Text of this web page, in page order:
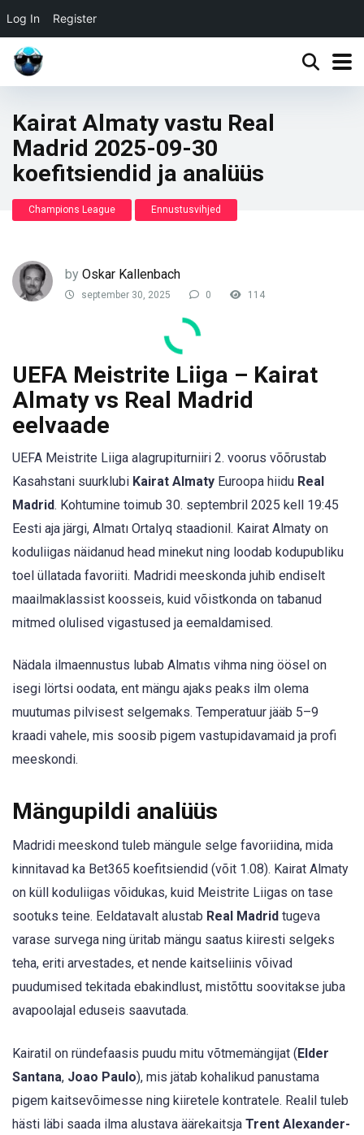
Log In Register
Kairat Almaty vastu Real
Madrid 2025-09-30
koefitsiendid ja analüüs
Champions League Ennustusvihjed
by Oskar Kallenbach
september 30, 2025 0 114
UEFA Meistrite Liiga – Kairat
Almaty vs Real Madrid
eelvaade
UEFA Meistrite Liiga alagrupiturniiri 2. voorus võõrustab
Kasahstani suurklubi Kairat Almaty Euroopa hiidu Real
Madrid. Kohtumine toimub 30. septembril 2025 kell 19:45
Eesti aja järgi, Almatı Ortalyq staadionil. Kairat Almaty on
koduliigas näidanud head minekut ning loodab kodupubliku
toel üllatada favoriiti. Madridi meeskonda juhib endiselt
maailmaklassist koosseis, kuid võistkonda on tabanud
mitmed olulised vigastused ja eemaldamised.
Nädala ilmaennustus lubab Almatıs vihma ning öösel on
isegi lörtsi oodata, ent mängu ajaks peaks ilm olema
muutumas pilvisest selgemaks. Temperatuur jääb 5–9
kraadi vahele, mis soosib pigem vastupidavamaid ja profi
meeskondi.
Mängupildi analüüs
Madridi meeskond tuleb mängule selge favoriidina, mida
kinnitavad ka Bet365 koefitsiendid (võit 1.08). Kairat Almaty
on küll koduliigas võidukas, kuid Meistrite Liigas on tase
sootuks teine. Eeldatavalt alustab Real Madrid tugeva
varase survega ning üritab mängu saatus kiiresti selgeks
teha, eriti arvestades, et nende kaitseliinis võivad
puudumised tekitada ebakindlust, mistõttu soovitakse juba
avapoolajal eduseis saavutada.
Kairatil on ründefaasis puudu mitu võtmemängijat (Elder
Santana, Joao Paulo), mis jätab kohalikud panustama
pigem kaitsevõimesse ning kiiretele kontratele. Realil tuleb
hästi läbi saada ilma alustava äärekaitsja Trent Alexander-